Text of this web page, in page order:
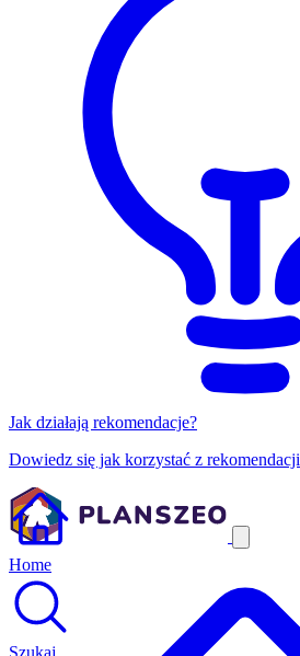
Jak działają rekomendacje?
Dowiedz się jak korzystać z rekomendacji
Home
Szukaj